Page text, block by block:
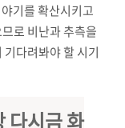
기를 확산시키고
로 비난과 추측을
다려봐야 할 시기
다시금 화